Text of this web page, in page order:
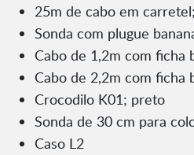
25m de cabo em
Sonda com plugue
Cabo de 1,2m com ficha
Cabo de 2,2m com ficha
Crocodilo K01; preto
Sonda de 30 cm para
Caso L2